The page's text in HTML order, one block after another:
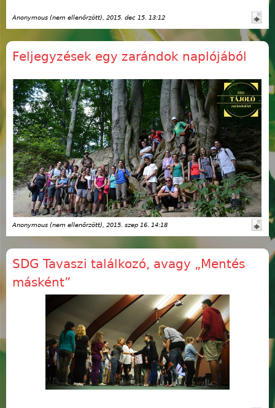
Anonymous (nem ellenőrzött), 2015. dec 15. 13:12
Feljegyzések egy zarándok naplójából
Anonymous (nem ellenőrzött) , 2015. szep 16. 14:18
SDG Tavaszi találkozó, avagy „Mentés
másként”